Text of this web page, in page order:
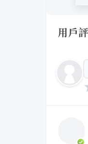
用戶